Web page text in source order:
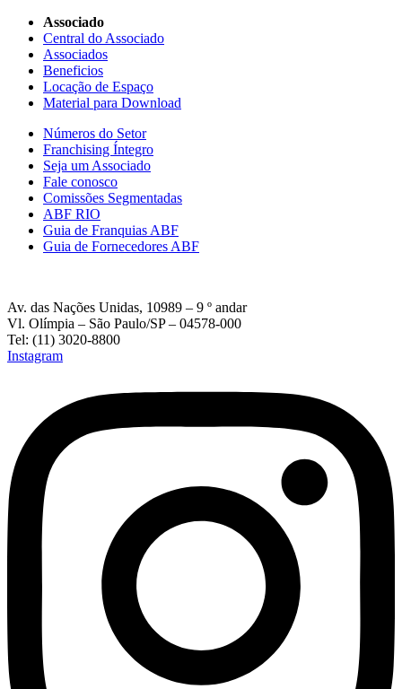
Associado
Central do Associado
Associados
Beneficios
Locação de Espaço
Material para Download
Números do Setor
Franchising Íntegro
Seja um Associado
Fale conosco
Comissões Segmentadas
ABF RIO
Guia de Franquias ABF
Guia de Fornecedores ABF
Av. das Nações Unidas, 10989 – 9 º andar
Vl. Olímpia – São Paulo/SP – 04578-000
Tel: (11) 3020-8800
Instagram